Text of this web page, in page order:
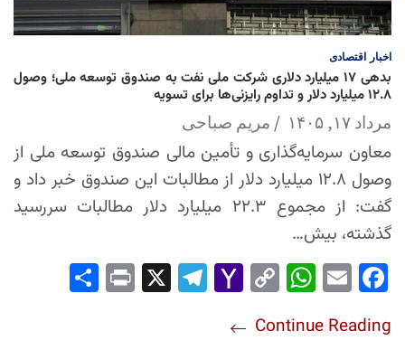
اخبار اقتصادی
بدهی ۱۷ میلیارد دلاری شرکت ملی نفت به صندوق توسعه ملی؛ وصول
۱۲.۸ میلیارد دلار و تداوم رایزنی‌ها برای تسویه
مرداد ۱۷, ۱۴۰۵ مریم صباحی
معاون سرمایه‌گذاری و تأمین مالی صندوق توسعه ملی از
وصول ۱۲.۸ میلیارد دلار از مطالبات این صندوق خبر داد و
گفت: از مجموع ۲۲.۳ میلیارد دلار مطالبات سررسید
گذشته، بیش…
Fac
ok
Em
Wh
Ap
Co
Lin
Yah
Tel
Pri
Continue Reading